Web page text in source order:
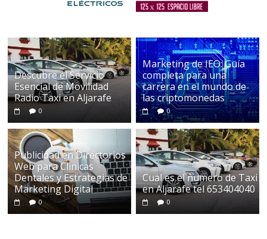
Descubre el Servicio
Esencial de Movilidad
Radio Taxi en Aljarafe
0
Marketing de IEO: Guía
completa para una
carrera en el mundo de
las criptomonedas
0
Publicidad en Directorios
Web para Clinicas
Dentales y Estrategias de
Marketing Digital
0
Cual es el numero de Taxi
en Aljarafe tel 653404040
0